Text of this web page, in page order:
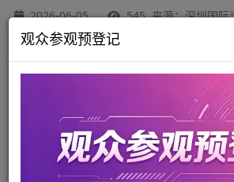
2026-06-05 545 来源：深圳国际
芒种｜耕耘有时，收获
ES SHOW｜双展联动，聚
半导体｜元器件｜未来电子全
观众参观预登记